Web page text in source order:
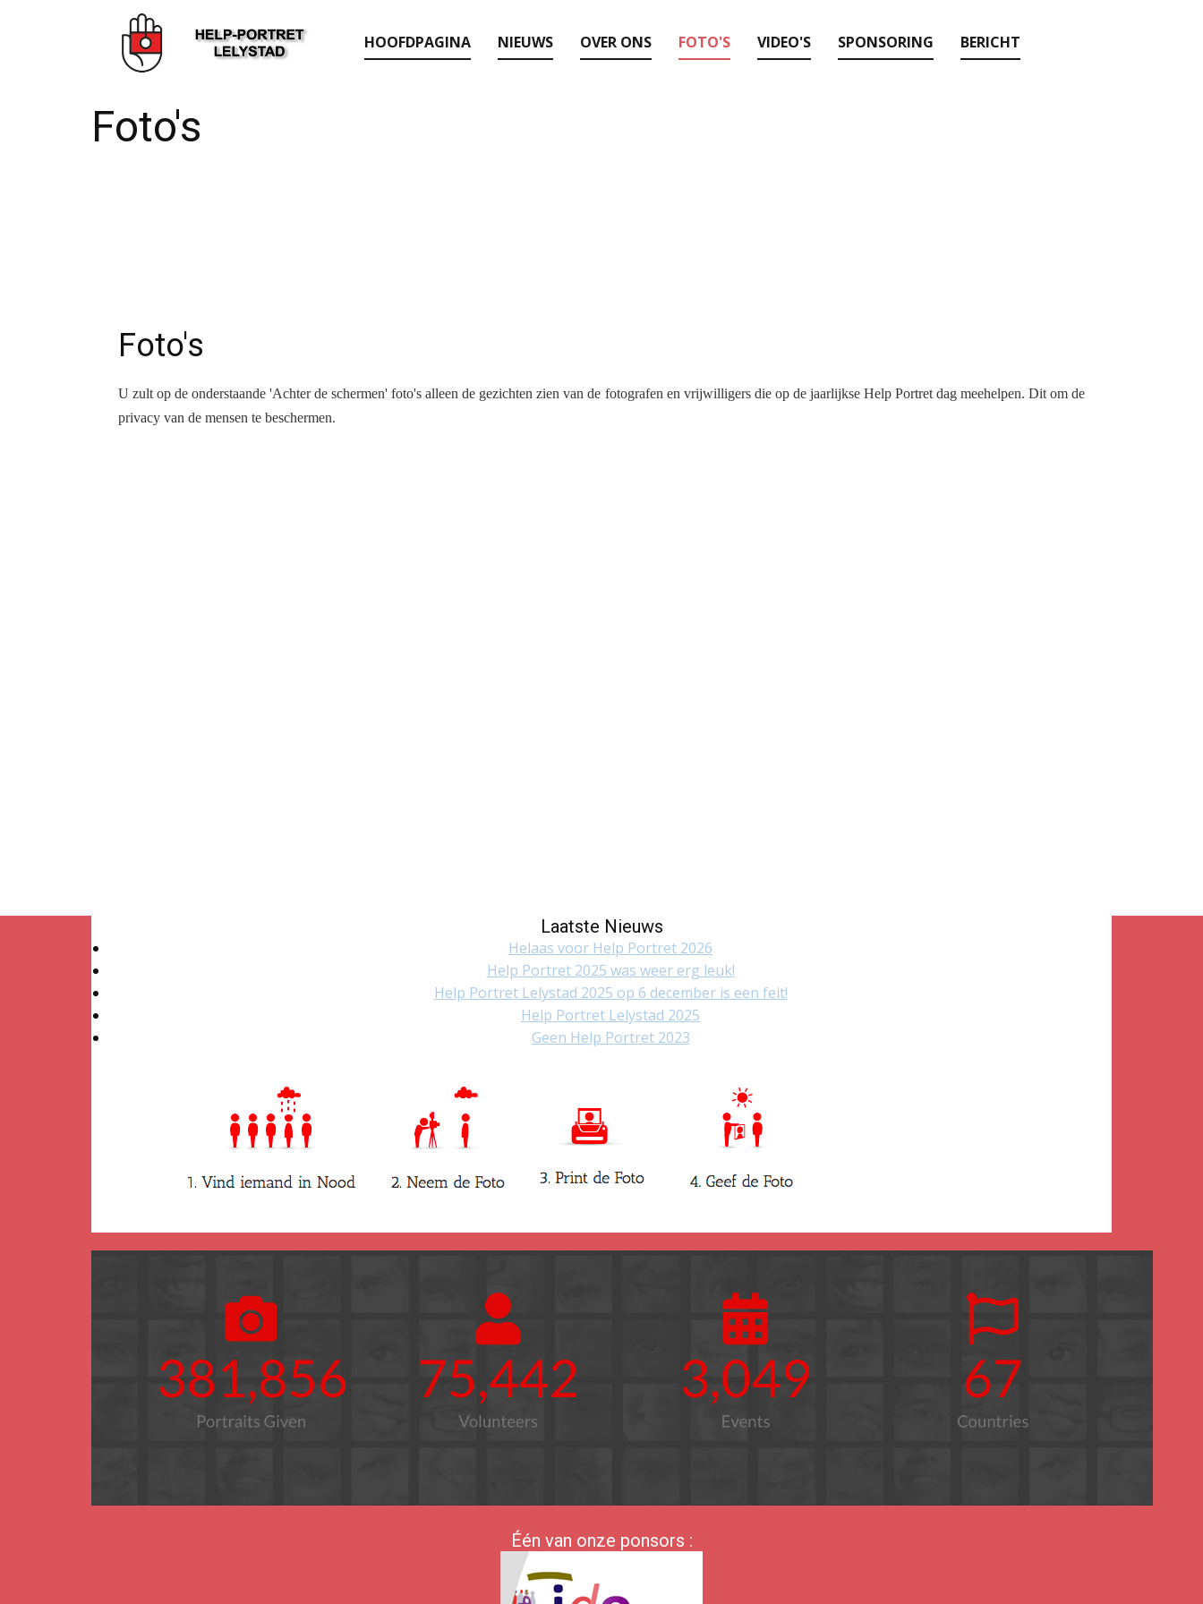
HOOFDPAGINA NIEUWS OVER ONS FOTO'S VIDEO'S SPONSORING BERICHT
Foto's
Foto's
U zult op de onderstaande 'Achter de schermen' foto's alleen de gezichten zien van de fotografen en vrijwilligers die op de jaarlijkse Help Portret dag meehelpen. Dit om de
privacy van de mensen te beschermen.
Laatste Nieuws
Helaas voor Help Portret 2026
Help Portret 2025 was weer erg leuk!
Help Portret Lelystad 2025 op 6 december is een feit!
Help Portret Lelystad 2025
Geen Help Portret 2023
Één van onze ponsors :